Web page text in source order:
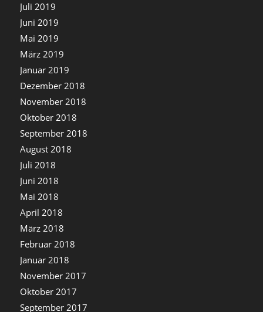
Juli 2019
Juni 2019
Mai 2019
März 2019
Januar 2019
Dezember 2018
November 2018
Oktober 2018
September 2018
August 2018
Juli 2018
Juni 2018
Mai 2018
April 2018
März 2018
Februar 2018
Januar 2018
November 2017
Oktober 2017
September 2017